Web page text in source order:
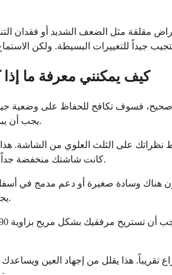
مقلقة مثل الضعف الشديد أو فقدان
كيف يمكنني معرفة ما
فسوف تكافح للحفاظ على وضعية
يجب أن يبدو عليه الإعداد المثالي حتى تتمكن من مقارنته بالإعداد الخاص بك.
على الثلث العلوي من الشاشة.
كانت شاشتك منخفضة جداً، فستنظر للأسفل طوال اليوم، مما يضع ضغطاً شديداً على رقبتك.
هناك وسادة صغيرة أو دعم مدمج في
يجب أن تستقر قدماك بشكل مسطح على الأرض أو على مسند قدم.
تقريباً. هذا يقلل من إجهاد العين